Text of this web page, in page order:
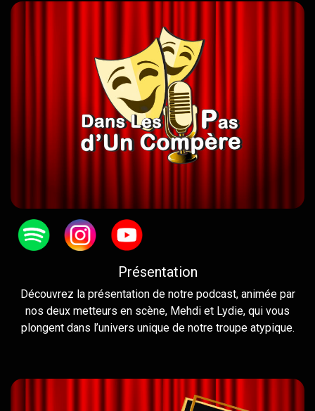
Présentation
Découvrez la présentation de notre podcast, animée par
nos deux metteurs en scène, Mehdi et Lydie, qui vous
plongent dans l’univers unique de notre troupe atypique.